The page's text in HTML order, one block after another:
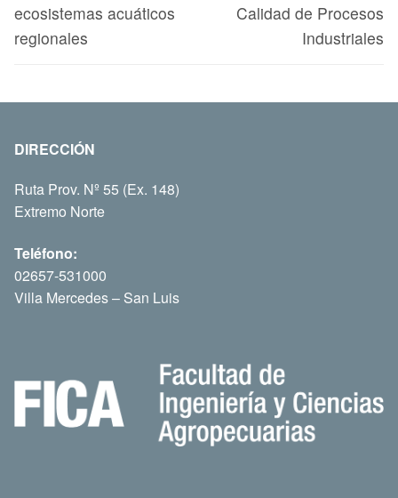
ecosistemas acuáticos
regionales
Calidad de Procesos
Industriales
DIRECCIÓN
Ruta Prov. Nº 55 (Ex. 148)
Extremo Norte
Teléfono:
02657-531000
Villa Mercedes – San Luis